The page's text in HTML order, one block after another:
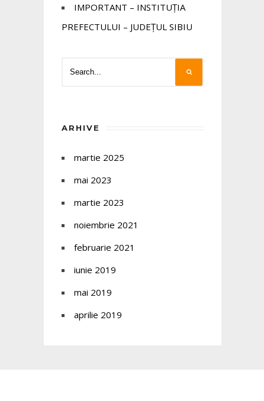
IMPORTANT – INSTITUȚIA
PREFECTULUI – JUDEȚUL SIBIU
ARHIVE
martie 2025
mai 2023
martie 2023
noiembrie 2021
februarie 2021
iunie 2019
mai 2019
aprilie 2019